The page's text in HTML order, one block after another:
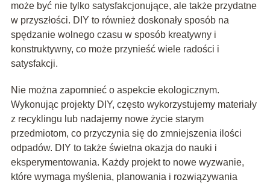
może być nie tylko satysfakcjonujące, ale także przydatne
w przyszłości. DIY to również doskonały sposób na
spędzanie wolnego czasu w sposób kreatywny i
konstruktywny, co może przynieść wiele radości i
satysfakcji.
Nie można zapomnieć o aspekcie ekologicznym.
Wykonując projekty DIY, często wykorzystujemy materiały
z recyklingu lub nadajemy nowe życie starym
przedmiotom, co przyczynia się do zmniejszenia ilości
odpadów. DIY to także świetna okazja do nauki i
eksperymentowania. Każdy projekt to nowe wyzwanie,
które wymaga myślenia, planowania i rozwiązywania